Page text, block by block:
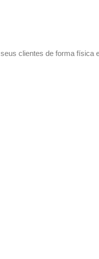
clientes de forma física